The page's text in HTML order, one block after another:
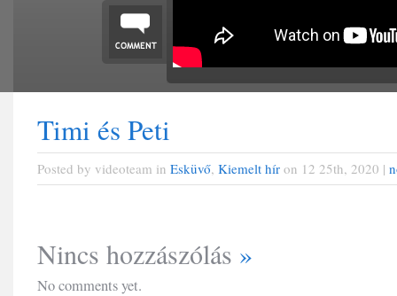
Timi és Peti
Posted by videoteam in Esküvő, Kiemelt hír on 12 25th, 2020 |
Nincs hozzászólás »
No comments yet.